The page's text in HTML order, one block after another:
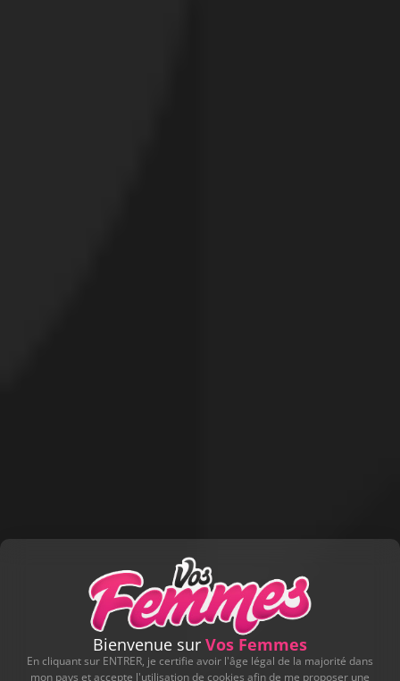
Bienvenue sur Vos Femmes
En cliquant sur ENTRER, je certifie avoir l'âge légal de la majorité dans
mon pays et accepte l'utilisation de cookies afin de me proposer une